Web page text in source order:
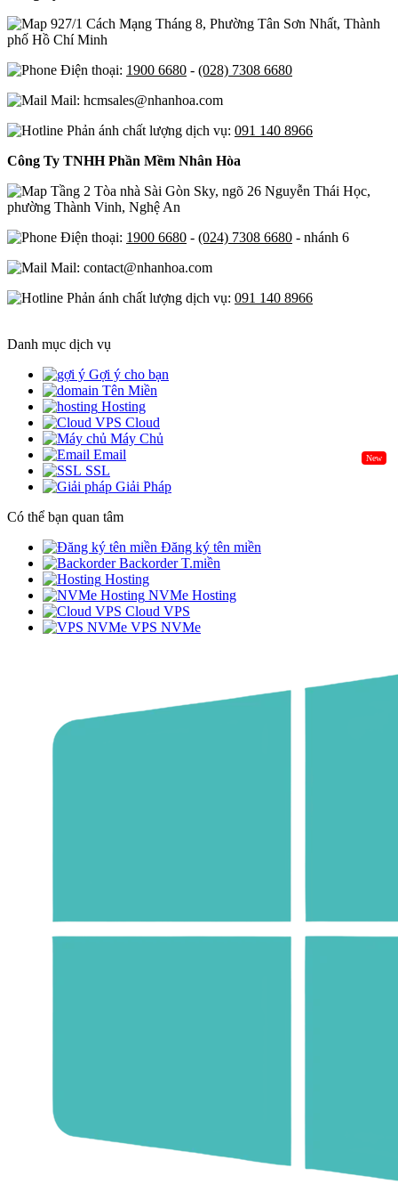
927/1 Cách Mạng Tháng 8, Phường Tân Sơn Nhất, Thành
phố Hồ Chí Minh
Điện thoại: 1900 6680 - (028) 7308 6680
Mail: hcmsales@nhanhoa.com
Phản ánh chất lượng dịch vụ: 091 140 8966
Công Ty TNHH Phần Mềm Nhân Hòa
Tầng 2 Tòa nhà Sài Gòn Sky, ngõ 26 Nguyễn Thái Học,
phường Thành Vinh, Nghệ An
Điện thoại: 1900 6680 - (024) 7308 6680 - nhánh 6
Mail: contact@nhanhoa.com
Phản ánh chất lượng dịch vụ: 091 140 8966
Danh mục dịch vụ
Gợi ý cho bạn
Tên Miền
Hosting
Cloud
Máy Chủ
New
Email
SSL
Giải Pháp
Có thể bạn quan tâm
Đăng ký tên miền
Backorder T.miền
Hosting
NVMe Hosting
Cloud VPS
VPS NVMe